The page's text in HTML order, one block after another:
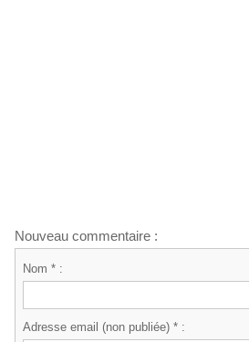
Nouveau commentaire :
Nom * :
Adresse email (non publiée) * :